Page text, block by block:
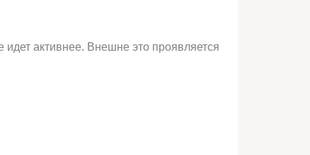
активнее. Внешне это проявляется